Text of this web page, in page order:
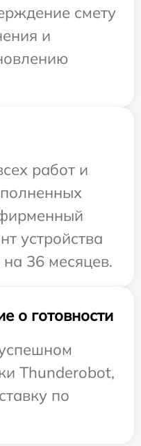
смету
и
работ и
устройства
36 месяцев.
о готовности
Thunderobot,
по